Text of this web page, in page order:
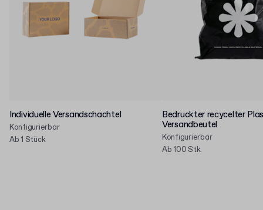
Individuelle Versandschachtel
Konfigurierbar
Ab 1 Stück
Bedruckter recycelter
Versandbeutel
Konfigurierbar
Ab 100 Stk.